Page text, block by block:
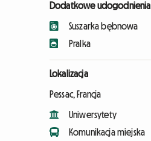
Dodatkowe udogodnienia
Suszarka bębnowa
Pralka
Lokalizacja
Pessac, Francja
Uniwersytety
Komunikacja miejska